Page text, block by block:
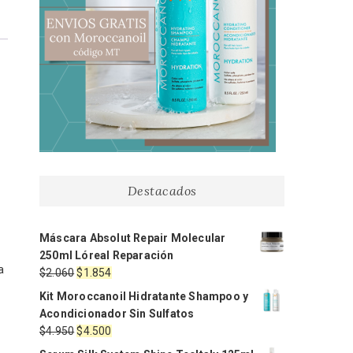
Destacados
Máscara Absolut Repair Molecular
250ml Lóreal Reparación
$2.060El
original
era:
$2.060.
$1.854El
precio
actual
es:
$1.854.
Kit Moroccanoil Hidratante Shampoo y
Acondicionador Sin Sulfatos
$4.950El
precio
$4.500